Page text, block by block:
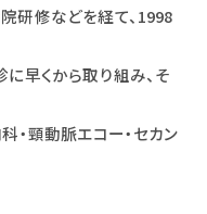
研修などを経て、1998
早くから取り組み、そ
・頸動脈エコー・セカン